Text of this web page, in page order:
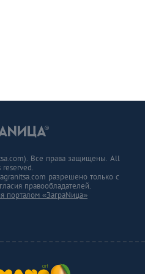
Все права защищены. All
reserved.
разрешено только с
правообладателей.
порталом «ЗаграNица»